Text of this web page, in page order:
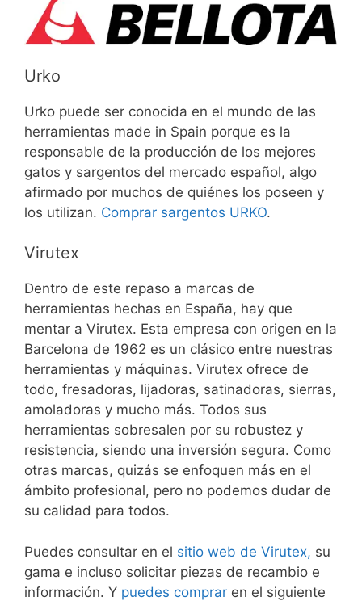
Urko
Urko puede ser conocida en el mundo de las
herramientas made in Spain porque es la
responsable de la producción de los mejores
gatos y sargentos del mercado español, algo
afirmado por muchos de quiénes los poseen y
los utilizan. Comprar sargentos URKO.
Virutex
Dentro de este repaso a marcas de
herramientas hechas en España, hay que
mentar a Virutex. Esta empresa con origen en la
Barcelona de 1962 es un clásico entre nuestras
herramientas y máquinas. Virutex ofrece de
todo, fresadoras, lijadoras, satinadoras, sierras,
amoladoras y mucho más. Todos sus
herramientas sobresalen por su robustez y
resistencia, siendo una inversión segura. Como
otras marcas, quizás se enfoquen más en el
ámbito profesional, pero no podemos dudar de
su calidad para todos.
Puedes consultar en el sitio web de Virutex, su
gama e incluso solicitar piezas de recambio e
información. Y puedes comprar en el siguiente